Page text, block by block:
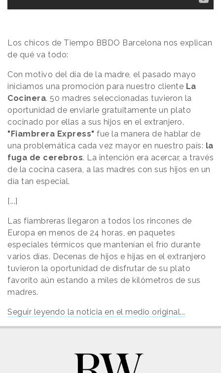
Los chicos de Tiempo BBDO Barcelona nos explican
de qué va todo:
Con motivo del día de la madre, el pasado mayo
iniciamos una promoción para nuestro cliente La
Cocinera. 50 madres seleccionadas tuvieron la
oportunidad de enviarle gratuitamente un plato
cocinado por ellas a sus hijos en el extranjero.
"Fiambrera Express" fue la manera de hablar de
una problemática cada vez mayor en nuestro país: la
fuga de cerebros. La intención era acercar, a través
de la cocina casera, a las madres con sus hijos en un
día tan especial.
[...]
Las fiambreras llegaron a todos los rincones de
Europa en menos de 24 horas, en paquetes
especiales térmicos que mantenían el frío durante
varios días. Decenas de hijos e hijas en el extranjero
tuvieron la oportunidad de disfrutar de su plato
favorito aún estando a miles de kilómetros de sus
madres.
Seguir leyendo la noticia en el medio original...